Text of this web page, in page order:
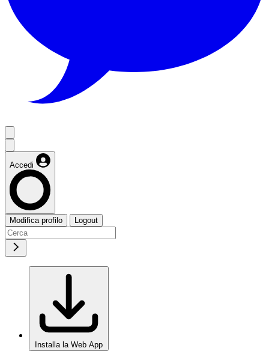
Accedi
Modifica profilo Logout
Installa la Web App